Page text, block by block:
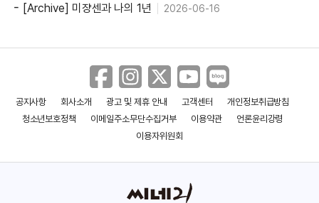
[Archive] 미쟝센과 나의 1년 2026-06-16
공지사항 회사소개 광고 및 제휴 안내 고객센터
개인정보취급방침
청소년보호정책
이메일주소무단수집거부 이용약관
언론윤리강령
이용자위원회